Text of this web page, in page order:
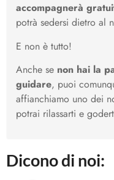
accompagnerà
potrà sedersi dietro al
E non è tutto!
Anche se non hai la
guidare, puoi
affianchiamo uno dei
potrai rilassarti e
Dicono di noi: